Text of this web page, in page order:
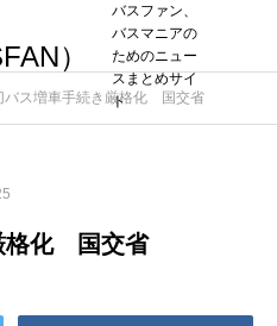
）
バスファン、
バスマニアの
ためのニュー
スまとめサイ
ト
バス増車手続き厳格化 国交省
格化 国交省